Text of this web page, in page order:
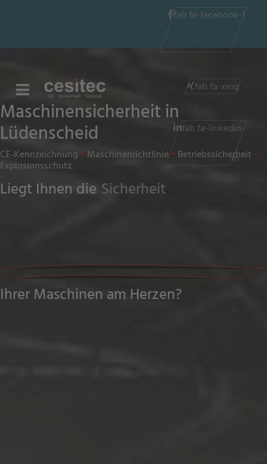
fab fa-facebook-f
fab fa-xing
fab fa-linkedin-
in
Maschinensicherheit in
Lüdenscheid⁠⁠⁠
CE‑Kennzeichnung • Maschinenrichtlinie• Betriebssicherheit •
Explosionsschutz
Liegt Ihnen die Sicherheit
Ihrer Maschinen am Herzen?